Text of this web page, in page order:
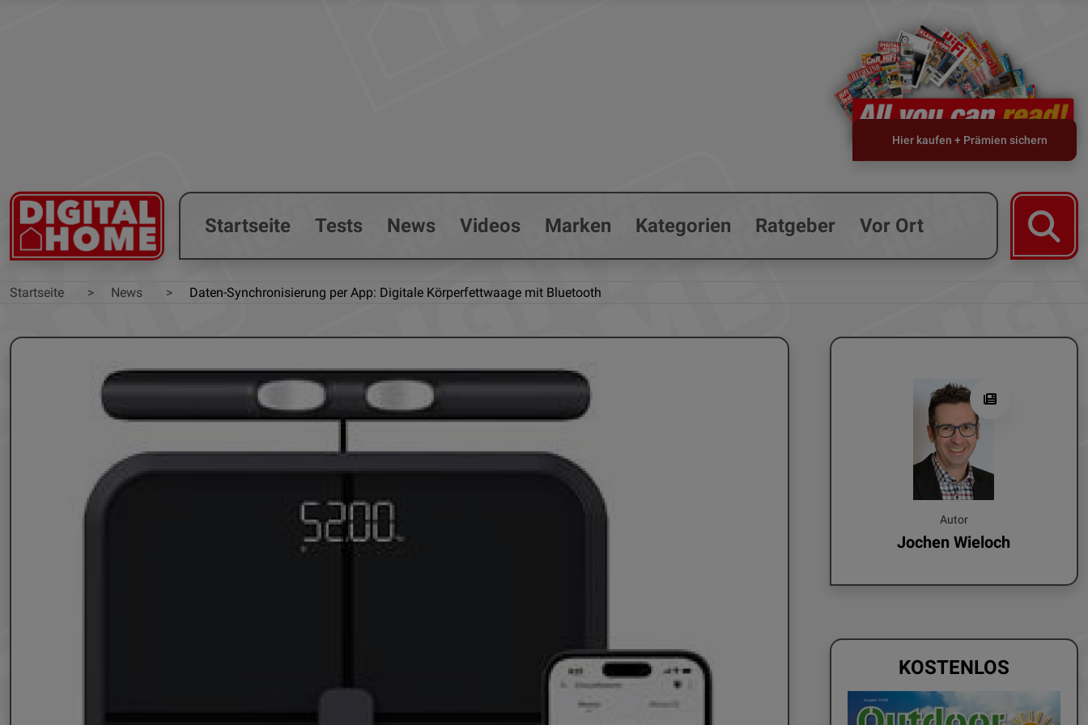
Hier kaufen + Prämien sichern
Startseite Tests News Videos Marken Kategorien Ratgeber Vor Ort
Startseite News Daten-Synchronisierung per App: Digitale Körperfettwaage mit Bluetooth
Autor
Jochen Wieloch
KOSTENLOS